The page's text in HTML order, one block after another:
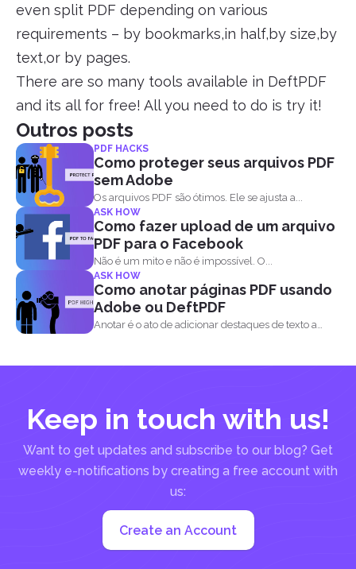
even split PDF depending on various
requirements – by bookmarks,in half,by size,by
text,or by pages.
There are so many tools available in DeftPDF
and its all for free! All you need to do is try it!
Outros posts
PDF HACKS
Como proteger seus arquivos PDF
sem Adobe
Os arquivos PDF são ótimos. Ele se ajusta a...
ASK HOW
Como fazer upload de um arquivo
PDF para o Facebook
Não é um mito e não é impossível. O...
ASK HOW
Como anotar páginas PDF usando
Adobe ou DeftPDF
Anotar é o ato de adicionar destaques de texto a
Keep in touch with us!
Want to get updates and subscribe to our blog? Get
weekly e-notifications by creating a free account with
us:
Create an Account